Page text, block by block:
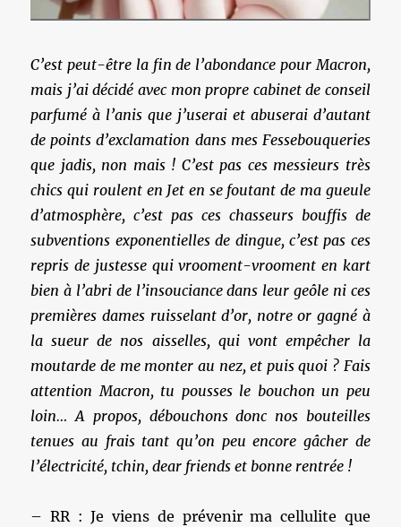
C’est peut-être la fin de l’abondance pour Macron,
mais j’ai décidé avec mon propre cabinet de conseil
parfumé à l’anis que j’userai et abuserai d’autant
de points d’exclamation dans mes Fessebouqueries
que jadis, non mais ! C’est pas ces messieurs très
chics qui roulent en Jet en se foutant de ma gueule
d’atmosphère, c’est pas ces chasseurs bouffis de
subventions exponentielles de dingue, c’est pas ces
repris de justesse qui vrooment-vrooment en kart
bien à l’abri de l’insouciance dans leur geôle ni ces
premières dames ruisselant d’or, notre or gagné à
la sueur de nos aisselles, qui vont empêcher la
moutarde de me monter au nez, et puis quoi ? Fais
attention Macron, tu pousses le bouchon un peu
loin… A propos, débouchons donc nos bouteilles
tenues au frais tant qu’on peu encore gâcher de
l’électricité, tchin, dear friends et bonne rentrée !
– RR : Je viens de prévenir ma cellulite que